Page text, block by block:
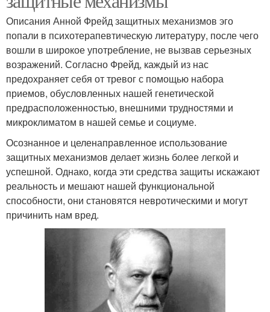
Описания Анной Фрейд защитных механизмов эго
попали в психотерапевтическую литературу, после чего
вошли в широкое употребление, не вызвав серьезных
возражений. Согласно Фрейд, каждый из нас
предохраняет себя от тревог с помощью набора
приемов, обусловленных нашей генетической
предрасположенностью, внешними трудностями и
микроклиматом в нашей семье и социуме.
Осознанное и целенаправленное использование
защитных механизмов делает жизнь более легкой и
успешной. Однако, когда эти средства защиты искажают
реальность и мешают нашей функциональной
способности, они становятся невротическими и могут
причинить нам вред.